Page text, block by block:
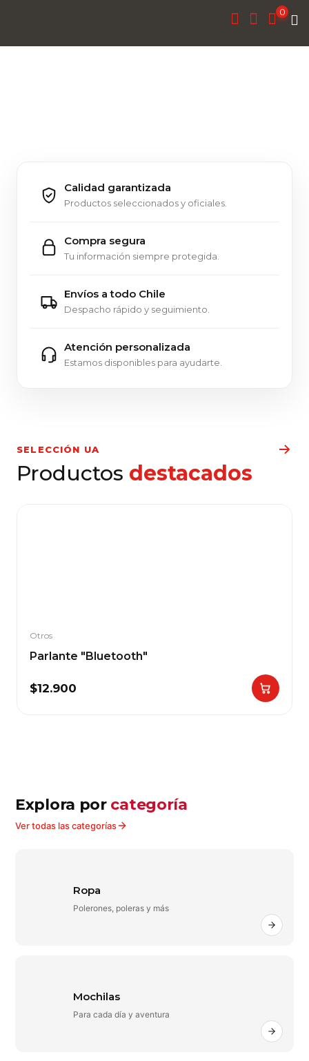
0
Calidad garantizada
Productos seleccionados y oficiales.
Compra segura
Tu información siempre protegida.
Envíos a todo Chile
Despacho rápido y seguimiento.
Atención personalizada
Estamos disponibles para ayudarte.
SELECCIÓN UA
Productos destacados
Otros
Parlante "Bluetooth"
$12.900
Explora por categoría
Ver todas las categorías
Ropa
Polerones, poleras y más
Mochilas
Para cada día y aventura